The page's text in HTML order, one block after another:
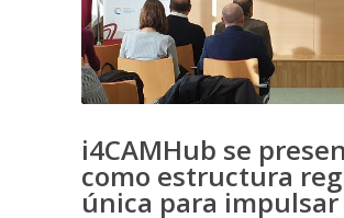
i4CAMHub se
como estructura
única para impulsar